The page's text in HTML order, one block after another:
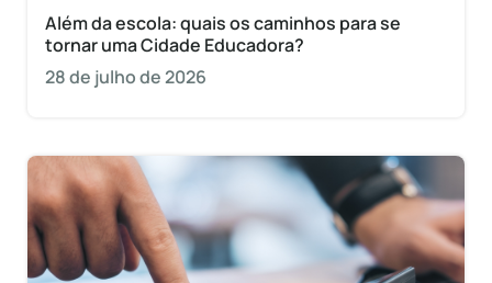
Além da escola: quais os caminhos para se
tornar uma Cidade Educadora?
28 de julho de 2026